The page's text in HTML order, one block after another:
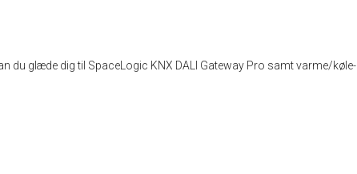
du glæde dig til SpaceLogic KNX DALI Gateway Pro samt varme/køle-